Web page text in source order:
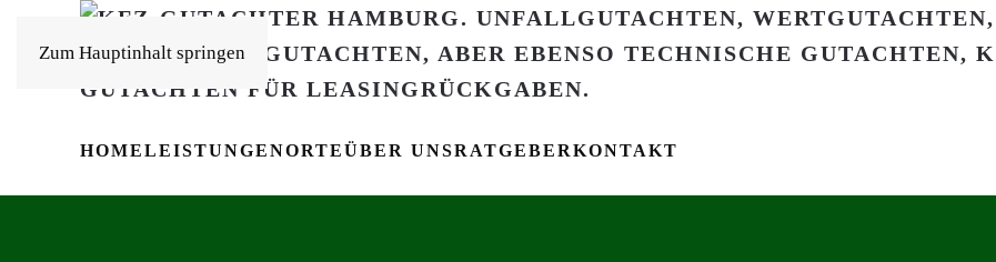
Zum Hauptinhalt springen
HOMELEISTUNGENORTEÜBER UNSRATGEBERKONTAKT